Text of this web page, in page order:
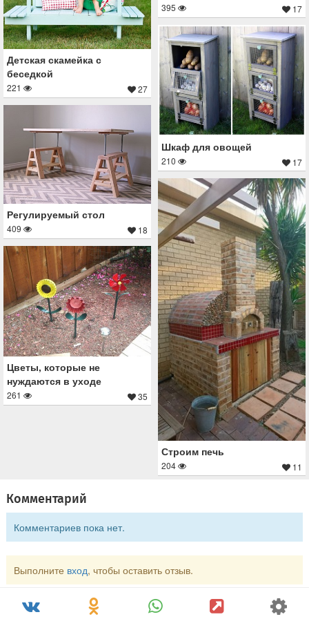
395 17
Детская скамейка с
беседкой
221 27
Шкаф для овощей
210 17
Регулируемый стол
409 18
Строим печь
204 11
Цветы, которые не
нуждаются в уходе
261 35
Комментарий
Комментариев пока нет.
Выполните вход, чтобы оставить отзыв.